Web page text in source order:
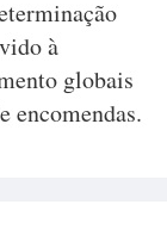
à
globais
encomendas.